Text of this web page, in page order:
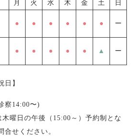
月 火 水 木 金 土 日
● ● ● ● ● ● ー
● ● ● ● ● ▲ ー
日】
察14:00〜)
曜日の午後（15:00～）予約制とな
合せください。